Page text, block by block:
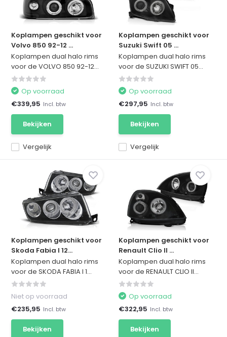
Koplampen geschikt voor
Volvo 850 92-12 ...
Koplampen dual halo rims
voor de VOLVO 850 92-12...
Vergelijk
Op voorraad
€339,95 Incl. btw
Bekijken
Koplampen geschikt voor
Suzuki Swift 05 ...
Koplampen dual halo rims
voor de SUZUKI SWIFT 05...
Vergelijk
Op voorraad
€297,95 Incl. btw
Bekijken
Koplampen geschikt voor
Skoda Fabia I 12...
Koplampen dual halo rims
voor de SKODA FABIA I 1...
Niet op voorraad
€235,95 Incl. btw
Bekijken
Koplampen geschikt voor
Renault Clio II ...
Koplampen dual halo rims
voor de RENAULT CLIO II...
Op voorraad
€322,95 Incl. btw
Bekijken